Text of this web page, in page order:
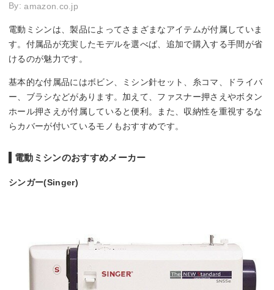
By:amazon.co.jp
電動ミシンは、製品によってさまざまなアイテムが付属していま
す。付属品が充実したモデルを選べば、追加で購入する手間が省
けるのが魅力です。
基本的な付属品にはボビン、ミシン針セット、糸コマ、ドライバ
ー、ブラシなどがあります。加えて、ファスナー押さえやボタン
ホール押さえが付属していると便利。また、収納性を重視するな
らカバーが付いているモノもおすすめです。
電動ミシンのおすすめメーカー
シンガー(Singer)